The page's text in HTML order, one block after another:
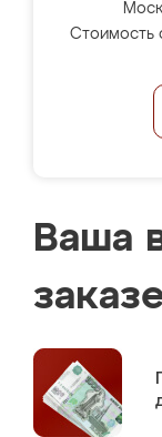
Стоимость
Ваша